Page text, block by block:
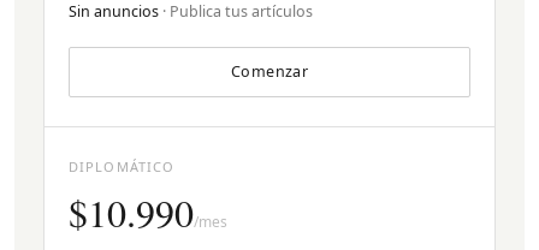
Sin anuncios · Publica tus artículos
Comenzar
DIPLOMÁTICO
$10.990/mes